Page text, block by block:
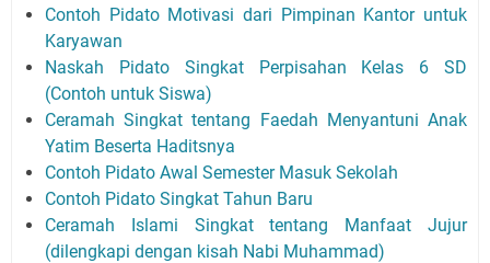
Contoh Pidato Motivasi dari Pimpinan Kantor untuk
Karyawan
Naskah Pidato Singkat Perpisahan Kelas 6 SD
(Contoh untuk Siswa)
Ceramah Singkat tentang Faedah Menyantuni Anak
Yatim Beserta Haditsnya
Contoh Pidato Awal Semester Masuk Sekolah
Contoh Pidato Singkat Tahun Baru
Ceramah Islami Singkat tentang Manfaat Jujur
(dilengkapi dengan kisah Nabi Muhammad)